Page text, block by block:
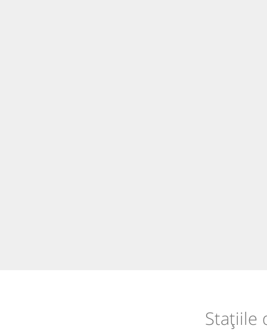
Stațiile